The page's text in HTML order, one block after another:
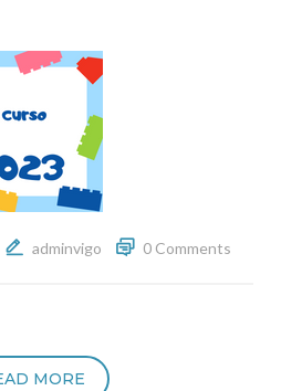
adminvigo 0 Comments
MORE